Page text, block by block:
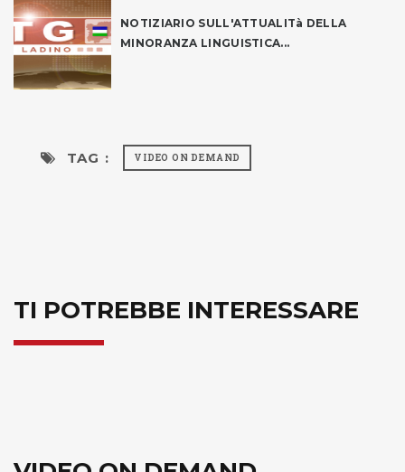
NOTIZIARIO SULL'ATTUALITà DELLA
MINORANZA LINGUISTICA...
TAG : VIDEO ON DEMAND
TI POTREBBE INTERESSARE